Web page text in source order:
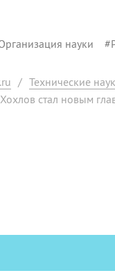
науки #
/ Технические
стал новым